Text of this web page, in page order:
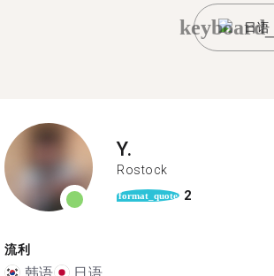
日语
Y.
Rostock
format_quote 2
流利
韩语 日语